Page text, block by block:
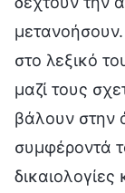
στο λεξικό
μαζί τους
βάλουν στην
συμφέροντά